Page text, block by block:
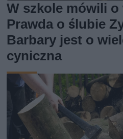
W szkole mówili o
Prawda o ślubie
Barbary jest o
cyniczna